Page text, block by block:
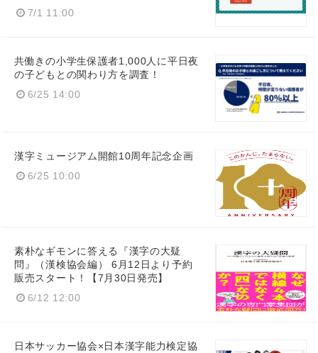
7/1 11:00
共働きの小学生保護者1,000人に平日夜
の子どもとの関わり方を調査！
6/25 14:00
漢字ミュージアム開館10周年記念企画
6/25 10:00
素朴なギモンに答える『漢字の大疑
問』（漢検協会編） 6月12日より予約
販売スタート！【7月30日発売】
6/12 12:00
日本サッカー協会×日本漢字能力検定協